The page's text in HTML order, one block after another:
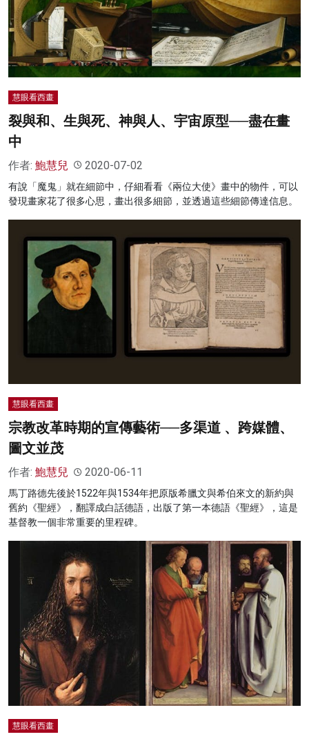
慧眼看西畫
裂與和、生與死、神與人、宇宙原型──盡在畫
中
作者: 鮑慧兒 2020-07-02
有說「魔鬼」就在細節中，仔細看看《兩位大使》畫中的物件，可以
發現畫家花了很多心思，畫出很多細節，並透過這些細節傳達信息。
慧眼看西畫
宗教改革時期的宣傳藝術──多渠道 、跨媒體、
圖文並茂
作者: 鮑慧兒 2020-06-11
馬丁路德先後於1522年與1534年把原版希臘文與希伯來文的新約與
舊約《聖經》，翻譯成白話德語，出版了第一本德語《聖經》，這是
基督教一個非常重要的里程碑。
慧眼看西畫